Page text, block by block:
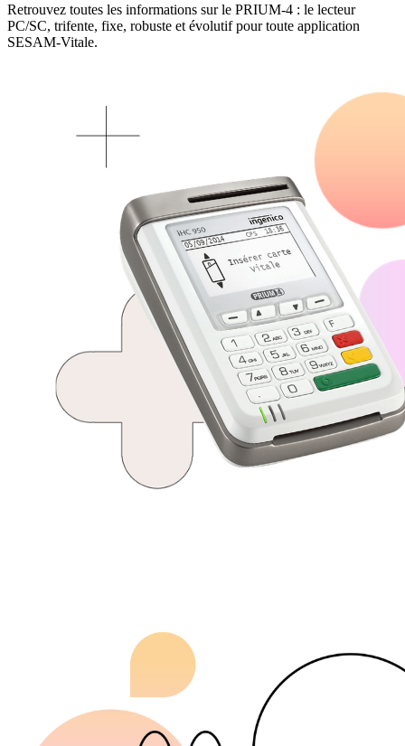
Retrouvez toutes les informations sur le PRIUM-4 : le lecteur
PC/SC, trifente, fixe, robuste et évolutif pour toute application
SESAM-Vitale.